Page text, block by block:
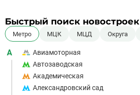
Быстрый поиск новостроек
Метро МЦК МЦД Округа
А Авиамоторная
Автозаводская
Академическая
Александровский сад